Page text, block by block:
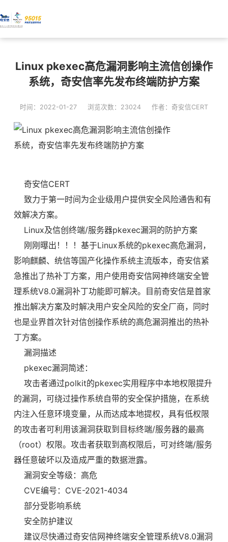
Linux pkexec高危漏洞影响主流信创操作
系统，奇安信率先发布终端防护方案
时间：2022-01-27 浏览次数：23024 作者：奇安信CERT
奇安信CERT
致力于第一时间为企业级用户提供安全风险通告和有
效解决方案。
Linux及信创终端/服务器pkexec漏洞的防护方案
刚刚曝出！！！基于Linux系统的pkexec高危漏洞，
影响麒麟、统信等国产化操作系统主流版本，奇安信紧
急推出了热补丁方案，用户使用奇安信网神终端安全管
理系统V8.0漏洞补丁功能即可解决。目前奇安信是首家
推出解决方案及时解决用户安全风险的安全厂商，同时
也是业界首次针对信创操作系统的高危漏洞推出的热补
丁方案。
漏洞描述
pkexec漏洞简述：
攻击者通过polkit的pkexec实用程序中本地权限提升
的漏洞，可绕过操作系统自带的安全保护措施，在系统
内注入任意环境变量，从而达成本地提权，具有低权限
的攻击者可利用该漏洞获取到目标终端/服务器的最高
（root）权限。攻击者获取到高权限后，可对终端/服务
器任意破坏以及造成严重的数据泄露。
漏洞安全等级：高危
CVE编号：CVE-2021-4034
部分受影响系统
安全防护建议
建议尽快通过奇安信网神终端安全管理系统V8.0漏洞